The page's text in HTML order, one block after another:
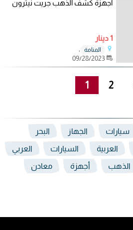
اجهزة كشف الذهب جريت نيترون
1 دينار
المنامة
،
09/28/2023
1 2
سيارات الجهاز البحر
العربية السيارات العربي
الذهب أجهزة معادن